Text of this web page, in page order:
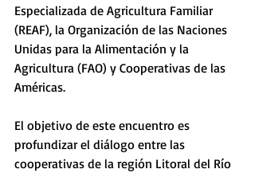
Especializada de Agricultura Familiar
(REAF), la Organización de las Naciones
Unidas para la Alimentación y la
Agricultura (FAO) y Cooperativas de las
Américas.
El objetivo de este encuentro es
profundizar el diálogo entre las
cooperativas de la región Litoral del Río